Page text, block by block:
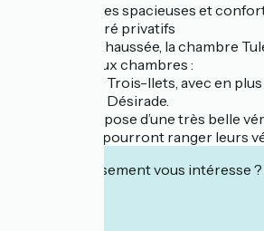
Trois chambres spacieuses et
d’un WC séparé privatifs
- Au rez-de-chaussée, la chambre
- A l’étage, deux chambres :
- La chambre Trois-Ilets, avec en
- La chambre Désirade.
La maison dispose d’une très belle
Les cyclistes pourront ranger leurs
Cet établissement vous intéresse